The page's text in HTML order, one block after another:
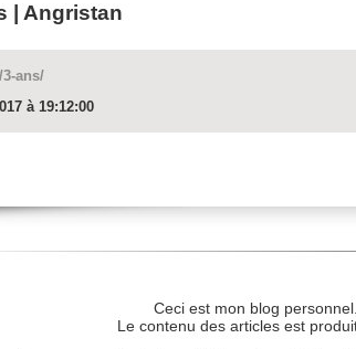
| Angristan
ans/
à 19:12:00
Ceci est mon blog
Le contenu des articles est